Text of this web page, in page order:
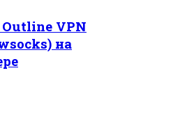
Outline VPN
на